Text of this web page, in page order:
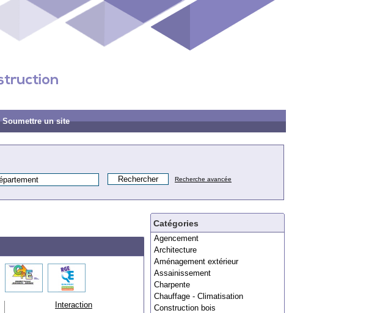
Soumettre un site
Recherche avancée
Catégories
Agencement
Architecture
Aménagement extérieur
Assainissement
Charpente
Chauffage - Climatisation
Construction bois
Interaction